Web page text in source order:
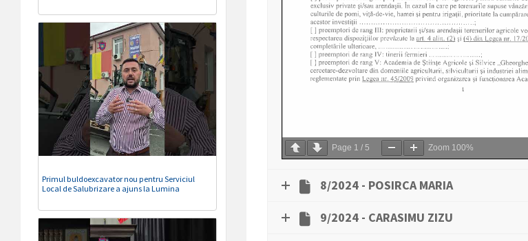
Page 1 /5 Zoom 100%
8/2024 - POSIRCA MARIA
9/2024 - CARASIMU ZIZU
Primul buldoexcavator nou pentru Serviciul
Local de Salubrizare a ajuns la Lumina